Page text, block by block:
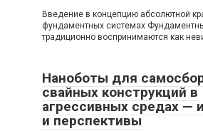
Введение в концепцию абсолютной
фундаментных системах
традиционно воспринимаются как
Наноботы для
свайных конструкций в
агрессивных средах —
и перспективы